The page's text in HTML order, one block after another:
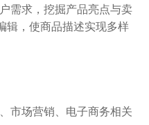
需求，挖掘产品亮点与卖
辑，使商品描述实现多样
市场营销、电子商务相关